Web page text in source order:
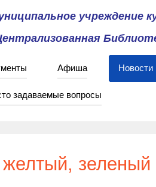
учреждение
Афиша Новости
задаваемые вопросы
зеленый